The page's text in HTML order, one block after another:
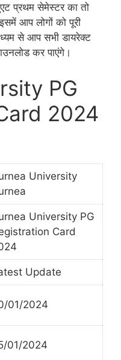
प्रथम सेमेस्टर का तो
आप लोगों को पूरी
से आप सभी डायरेक्ट
कर पाएंगे।
PG
2024
University
University PG
Card
Update
01/2024
01/2024